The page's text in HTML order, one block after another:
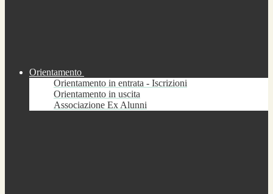
Orientamento
Orientamento in entrata - Iscrizioni
Orientamento in uscita
Associazione Ex Alunni